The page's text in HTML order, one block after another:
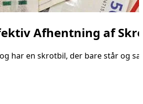
Afhentning af
har en skrotbil, der bare står og